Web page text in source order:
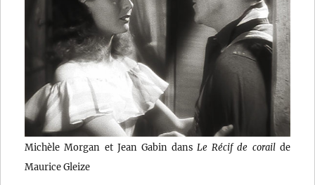
Michèle Morgan et Jean Gabin dans Le Récif de corailde
Maurice Gleize